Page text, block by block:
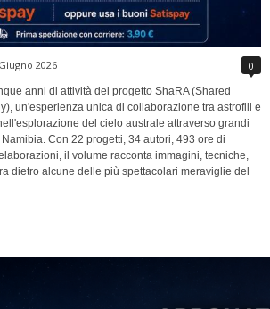
2026 0
anni di attività del progetto ShaRA (Shared
un'esperienza unica di collaborazione tra astrofili e
del cielo australe attraverso grandi
Con 22 progetti, 34 autori, 493 ore di
il volume racconta immagini, tecniche,
dietro alcune delle più spettacolari meraviglie del